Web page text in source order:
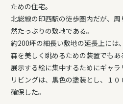
ための住宅。
北総線の印西駅の徒歩圏内だが、
然たっぷりの敷地である。
約200坪の細長い敷地の延長上には
森を美しく眺めるための装置でもあ
展示する絵に集中するためにギャラ
リビングは、黒色の塗装とし、１
確保した。